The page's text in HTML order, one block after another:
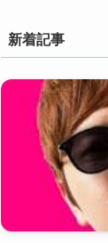
新着記事